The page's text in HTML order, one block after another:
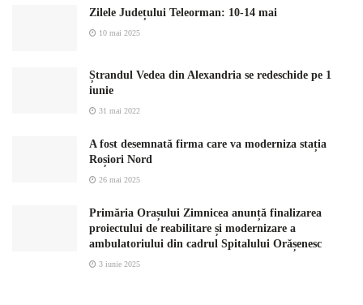
Zilele Județului Teleorman: 10-14 mai
10 mai 2025
Ștrandul Vedea din Alexandria se redeschide pe 1
iunie
31 mai 2022
A fost desemnată firma care va moderniza stația
Roșiori Nord
26 mai 2025
Primăria Orașului Zimnicea anunță finalizarea
proiectului de reabilitare și modernizare a
ambulatoriului din cadrul Spitalului Orășenesc
3 iunie 2025